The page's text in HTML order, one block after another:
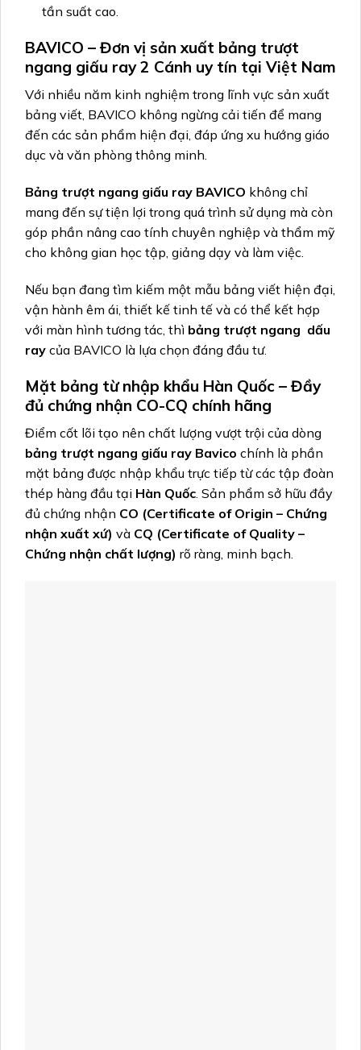
tần suất cao.
BAVICO – Đơn vị sản xuất bảng trượt
ngang giấu ray2 Cánh uy tín tại Việt Nam
Với nhiều năm kinh nghiệm trong lĩnh vực sản xuất
bảng viết, BAVICO không ngừng cải tiến để mang
đến các sản phẩm hiện đại, đáp ứng xu hướng giáo
dục và văn phòng thông minh.
Bảng trượt ngang giấu ray BAVICO không chỉ
mang đến sự tiện lợi trong quá trình sử dụng mà còn
góp phần nâng cao tính chuyên nghiệp và thẩm mỹ
cho không gian học tập, giảng dạy và làm việc.
Nếu bạn đang tìm kiếm một mẫu bảng viết hiện đại,
vận hành êm ái, thiết kế tinh tế và có thể kết hợp
với màn hình tương tác, thì bảng trượt ngang dấu
ray của BAVICO là lựa chọn đáng đầu tư.
Mặt bảng từ nhập khẩu Hàn Quốc – Đầy
đủ chứng nhận CO-CQ chính hãng
Điểm cốt lõi tạo nên chất lượng vượt trội của dòng
bảng trượt ngang giấu ray Bavico chính là phần
mặt bảng được nhập khẩu trực tiếp từ các tập đoàn
thép hàng đầu tại Hàn Quốc . Sản phẩm sở hữu đầy
đủ chứng nhận CO (Certificate of Origin – Chứng
nhận xuất xứ) và CQ (Certificate of Quality –
Chứng nhận chất lượng) rõ ràng, minh bạch.